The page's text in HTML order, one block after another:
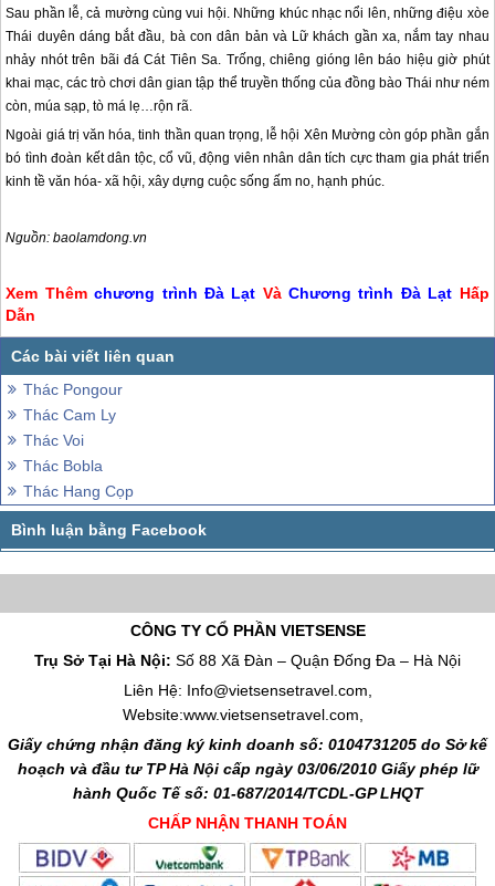
Sau phần lễ, cả mường cùng vui hội. Những khúc nhạc nổi lên, những điệu xòe
Thái duyên dáng bắt đầu, bà con dân bản và Lữ khách gần xa, nắm tay nhau
nhảy nhót trên bãi đá Cát Tiên Sa. Trống, chiêng gióng lên báo hiệu giờ phút
khai mạc, các trò chơi dân gian tập thể truyền thống của đồng bào Thái như ném
còn, múa sạp, tò má lẹ…rộn rã.
Ngoài giá trị văn hóa, tinh thần quan trọng, lễ hội Xên Mường còn góp phần gắn
bó tình đoàn kết dân tộc, cổ vũ, động viên nhân dân tích cực tham gia phát triển
kinh tề văn hóa- xã hội, xây dựng cuộc sống ấm no, hạnh phúc.
Nguồn: baolamdong.vn
Xem Thêmchương trình Đà Lạt VàChương trình Đà Lạt Hấp
Dẫn
Thác Pongour
Thác Cam Ly
Thác Voi
Thác Bobla
Thác Hang Cọp
CÔNG TY CỔ PHẦN VIETSENSE
Trụ Sở Tại Hà Nội: Số 88 Xã Đàn – Quận Đống Đa – Hà Nội
Liên Hệ: Info@vietsensetravel.com,
Website:www.vietsensetravel.com,
Giấy chứng nhận đăng ký kinh doanh số: 0104731205 do Sở kế
hoạch và đầu tư TP Hà Nội cấp ngày 03/06/2010 Giấy phép lữ
hành Quốc Tế số: 01-687/2014/TCDL-GP LHQT
CHẤP NHẬN THANH TOÁN